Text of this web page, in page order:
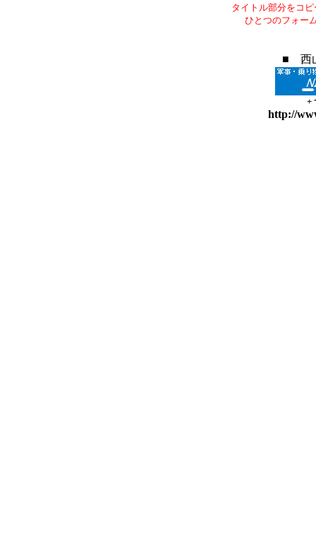
タイトル部分をコ
ひとつのフォー
■ 西
+
http://